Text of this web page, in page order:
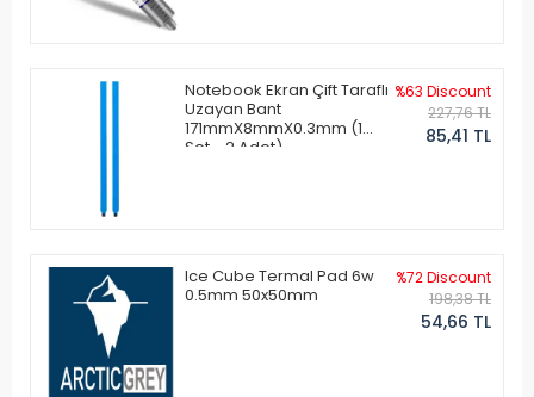
Notebook Ekran Çift Taraflı
Uzayan Bant
171mmX8mmX0.3mm (1
Set - 2 Adet)
%63 Discount
227,76 TL
85,41 TL
Ice Cube Termal Pad 6w
0.5mm 50x50mm
%72 Discount
198,38 TL
54,66 TL